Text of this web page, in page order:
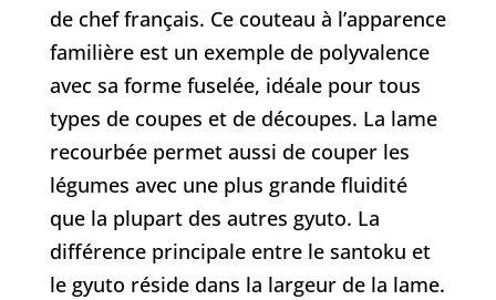
de chef français. Ce couteau à l’apparence
familière est un exemple de polyvalence
avec sa forme fuselée, idéale pour tous
types de coupes et de découpes. La lame
recourbée permet aussi de couper les
légumes avec une plus grande fluidité
que la plupart des autres gyuto. La
différence principale entre le santoku et
le gyuto réside dans la largeur de la lame.